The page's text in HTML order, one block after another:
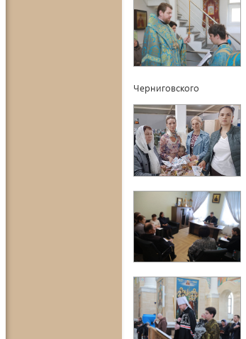
Черниговского